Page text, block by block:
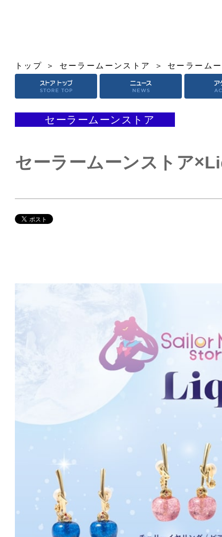
トップ セーラームーンストア セーラーム
セーラームーンストア
セーラームーンストア